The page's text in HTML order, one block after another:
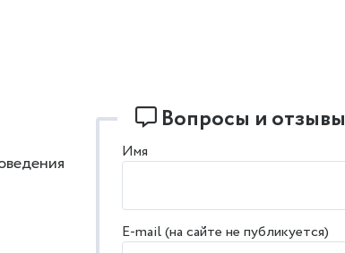
Вопросы и отзывы
Имя
E-mail (на сайте не публикуется)